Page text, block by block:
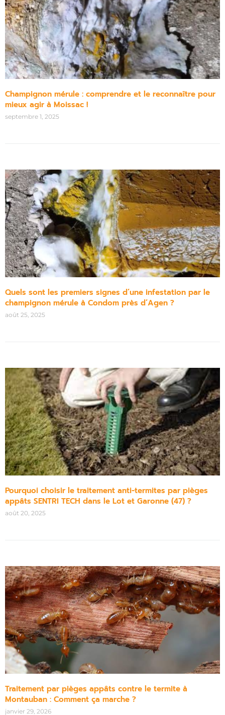
Champignon mérule : comprendre et le reconnaître pour
mieux agir à Moissac !
septembre 1, 2025
Quels sont les premiers signes d’une infestation par le
champignon mérule à Condom près d’Agen ?
août 25, 2025
Pourquoi choisir le traitement anti-termites par pièges
appâts SENTRI TECH dans le Lot et Garonne (47) ?
août 20, 2025
Traitement par pièges appâts contre le termite à
Montauban : Comment ça marche ?
janvier 29, 2026